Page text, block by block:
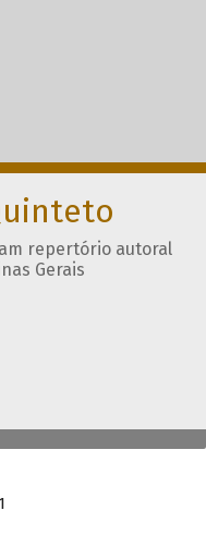
repertório autoral
Gerais